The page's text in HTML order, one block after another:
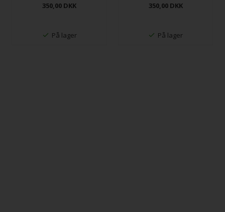
350,00 DKK
På lager
350,00 DKK
På lager